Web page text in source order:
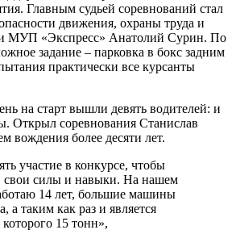
Главным судьей соревнований стал
движения, охраны труда и
МУП «Экспресс» Анатолий Сурин. По
задание – парковка в бокс задним
практически все курсанты
на старт вышли девять водителей: и
соревнования Станислав
вождения более десяти лет.
участие в конкурсе, чтобы
свои силы и навыки. На нашем
14 лет, большие машины
а таким как раз и является
которого 15 тонн»,